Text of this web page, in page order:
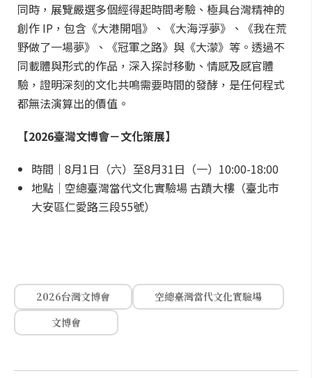
同時，展覽嚴選多個經得起時間考驗、極具台灣精神的
創作 IP，包含《大港開唱》、《大海浮夢》、《我在荒
野做了一場夢》、《冠軍之路》與《大濛》等。透過不
同載體與形式的作品，深入探討移動、情感及感官體
驗，證明深刻的文化共鳴需要時間的發酵，是任何程式
都無法演算出的價值。
【2026臺灣文博會－文化策展】
時間｜8月1日（六）至8月31日（一）10:00-18:00
地點｜空總臺灣當代文化實驗場 古蹟大樓（臺北市
大安區仁愛路三段55號）
2026台灣文博會
空總臺灣當代文化實驗場
文博會